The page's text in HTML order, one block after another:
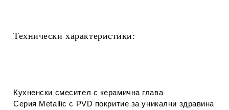
Технически характеристики:
Кухненски смесител с керамична глава
Серия Metallic c PVD покритие за уникални здравина